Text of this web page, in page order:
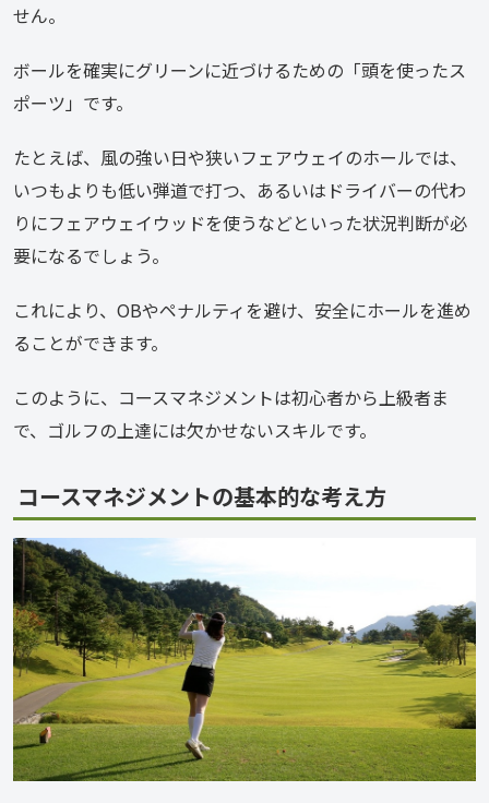
せん。
ボールを確実にグリーンに近づけるための「頭を使ったス
ポーツ」です。
たとえば、風の強い日や狭いフェアウェイのホールでは、
いつもよりも低い弾道で打つ、あるいはドライバーの代わ
りにフェアウェイウッドを使うなどといった状況判断が必
要になるでしょう。
これにより、OBやペナルティを避け、安全にホールを進め
ることができます。
このように、コースマネジメントは初心者から上級者ま
で、ゴルフの上達には欠かせないスキルです。
コースマネジメントの基本的な考え方